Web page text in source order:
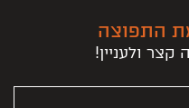
התפוצה
ולעניין!